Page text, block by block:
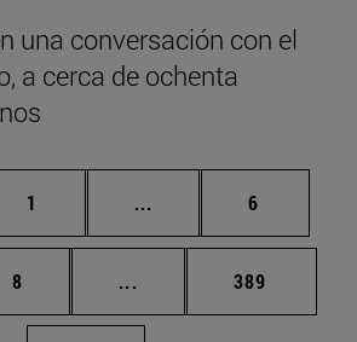
una conversación con el
a cerca de ochenta
Página
1 ... Páginas intermedias
Página
6
Página
8 ... Páginas intermedias
Página
389